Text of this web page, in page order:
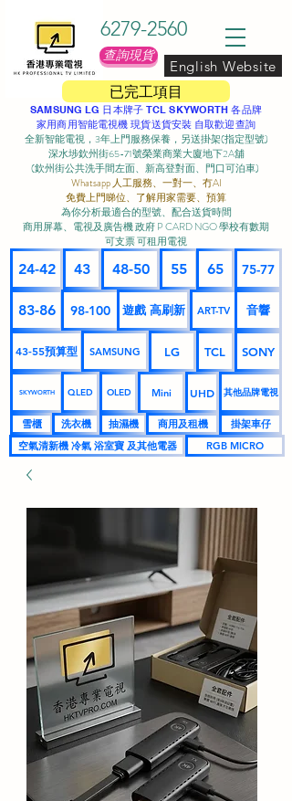
已完工項目
6279-2560
查詢現貨
English Website
SAMSUNG LG 日本牌子 TCL SKYWORTH 各品牌
家用商用智能電視機 現貨送貨安裝 自取歡迎查詢
全新智能電視，3年上門服務保養，另送掛架(指定型號)
深水埗欽州街65-71號榮業商業大廈地下2A舖
(欽州街公共洗手間左面、新高登對面、門口可泊車) ​
Whatsapp 人工服務、一對一、冇AI
免費上門睇位、了解用家需要、預算
為你分析最適合的型號、配合送貨時間
商用屏幕、電視及廣告機 政府 P CARD NGO 學校有數期
可支票 可租用電視
24-42 43 48-50 55 65 75-77
83-86 98-100 遊戲 高刷新 ART-TV 音響
43-55預算型 SAMSUNG LG TCL SONY
SKYWORTH QLED OLED Mini UHD 其他品牌電視
雪櫃 洗衣機 抽濕機 商用及租機
掛架車仔
空氣清新機 冷氣 浴室寶 及其他電器
RGB MICRO